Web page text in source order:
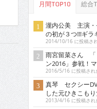
月間TOP10 総合
瀧内公美 主演・
の初が３つ!!!ギラ
2014/10/16 に投稿さ
雨宮留菜さん 「
ン2016」参戦！
2016/5/16 に投稿され
真琴 セクシー
した元ひきこも
2013/4/16 に投稿され